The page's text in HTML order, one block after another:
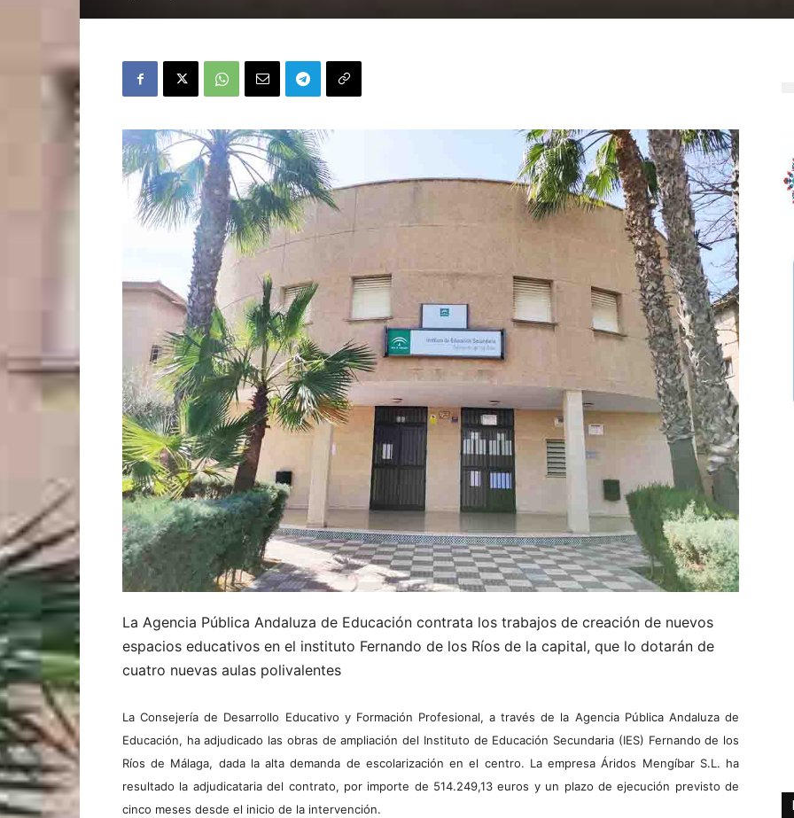
La Agencia Pública Andaluza de Educación contrata los trabajos de creación de nuevos
espacios educativos en el instituto Fernando de los Ríos de la capital, que lo dotarán de
cuatro nuevas aulas polivalentes
La Consejería de Desarrollo Educativo y Formación Profesional, a través de la Agencia Pública Andaluza de
Educación, ha adjudicado las obras de ampliación del Instituto de Educación Secundaria (IES) Fernando de los
Ríos de Málaga, dada la alta demanda de escolarización en el centro. La empresa Áridos Mengíbar S.L. ha
resultado la adjudicataria del contrato, por importe de 514.249,13 euros y un plazo de ejecución previsto de
cinco meses desde el inicio de la intervención.